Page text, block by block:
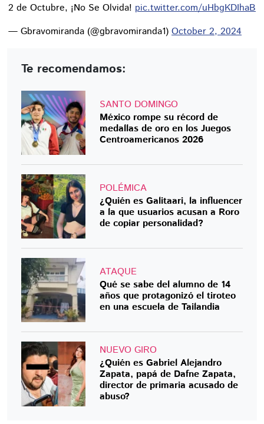
2 de Octubre, ¡No Se Olvida! pic.twitter.com/uHbgKDIhaB
— Gbravomiranda (@gbravomiranda1) October 2, 2024
Te recomendamos:
SANTO DOMINGO
México rompe su récord de
medallas de oro en los Juegos
Centroamericanos 2026
POLÉMICA
¿Quién es Galitaari, la influencer
a la que usuarios acusan a Roro
de copiar personalidad?
ATAQUE
Qué se sabe del alumno de 14
años que protagonizó el tiroteo
en una escuela de Tailandia
NUEVO GIRO
¿Quién es Gabriel Alejandro
Zapata, papá de Dafne Zapata,
director de primaria acusado de
abuso?